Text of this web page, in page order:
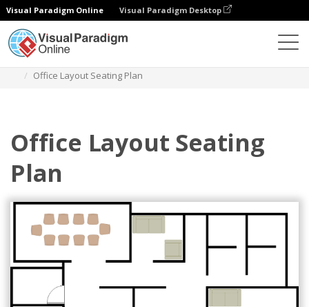
Visual Paradigm Online Visual Paradigm Desktop
Office Layout Seating Plan
Office Layout Seating
Plan